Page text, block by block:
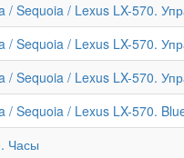
/ Sequoia / Lexus LX-570.
/ Sequoia / Lexus LX-570.
/ Sequoia / Lexus LX-570.
/ Sequoia / Lexus LX-570.
Часы